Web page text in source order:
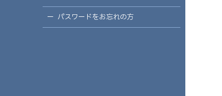
パスワードをお忘れの方